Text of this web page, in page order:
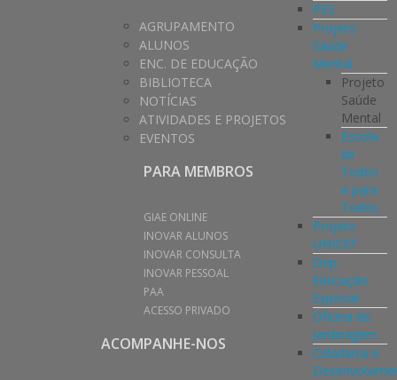
PES
Projeto
Saúde
Mental
Projeto
Saúde
Mental
Escola
de
Todos
e para
Todos
Projeto
UNICEF
Dep.
Educação
Especial
Oficina de
Jardinagem
Cidadania e
AGRUPAMENTO
ALUNOS
ENC. DE EDUCAÇÃO
BIBLIOTECA
NOTÍCIAS
ATIVIDADES E PROJETOS
EVENTOS
PARA MEMBROS
GIAE ONLINE
INOVAR ALUNOS
INOVAR CONSULTA
INOVAR PESSOAL
PAA
ACESSO PRIVADO
ACOMPANHE-NOS